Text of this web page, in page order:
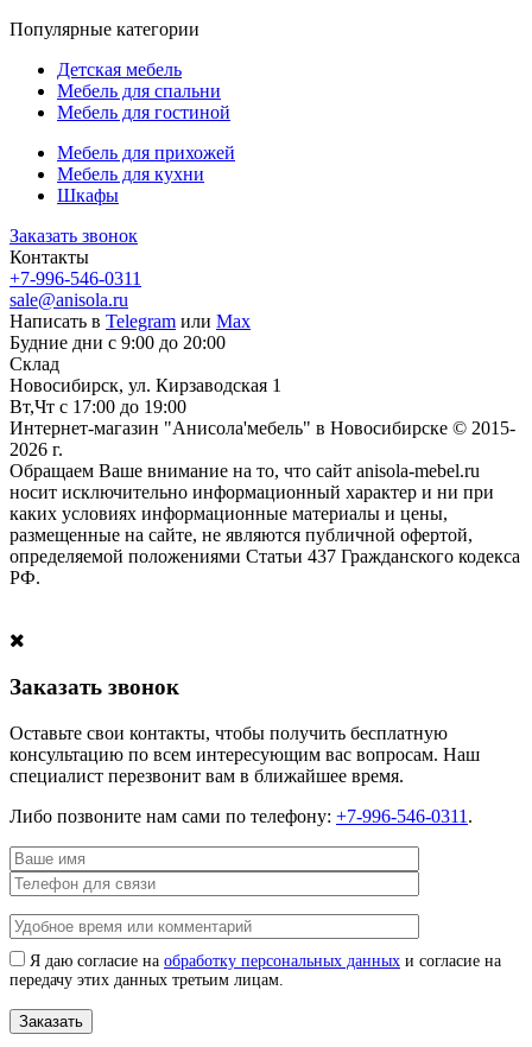
Популярные категории
Детская мебель
Мебель для спальни
Мебель для гостиной
Мебель для прихожей
Мебель для кухни
Шкафы
Заказать звонок
Контакты
+7-996-546-0311
sale@anisola.ru
Написать в Telegram или Max
Будние дни с 9:00 до 20:00
Склад
Новосибирск, ул. Кирзаводская 1
Вт,Чт с 17:00 до 19:00
Интернет-магазин "Анисола'мебель" в Новосибирске © 2015-
2026 г.
Обращаем Ваше внимание на то, что сайт anisola-mebel.ru
носит исключительно информационный характер и ни при
каких условиях информационные материалы и цены,
размещенные на сайте, не являются публичной офертой,
определяемой положениями Статьи 437 Гражданского кодекса
РФ.
Заказать звонок
Оставьте свои контакты, чтобы получить бесплатную
консультацию по всем интересующим вас вопросам. Наш
специалист перезвонит вам в ближайшее время.
Либо позвоните нам сами по телефону: +7-996-546-0311 .
Я даю согласие на обработку персональных данных и согласие на
передачу этих данных третьим лицам.